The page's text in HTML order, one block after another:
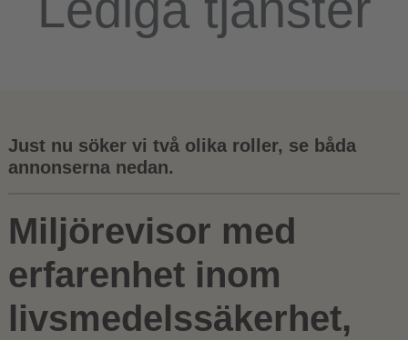
Just nu söker vi två olika roller, se båda
annonserna nedan.
Miljörevisor med
erfarenhet inom
livsmedelssäkerhet,